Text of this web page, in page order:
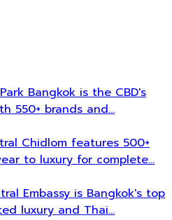
Bangkok is the CBD's
550+ brands and…
Chidlom features 500+
to luxury for complete…
Embassy is Bangkok's top
luxury and Thai…